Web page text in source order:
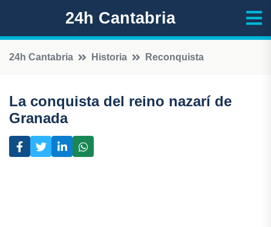
24h Cantabria
24h Cantabria Historia Reconquista
La conquista del reino nazarí de
Granada